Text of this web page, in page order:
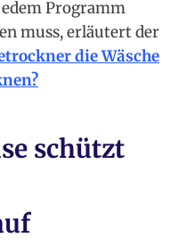
Programm
muss, erläutert der
die Wäsche
schützt